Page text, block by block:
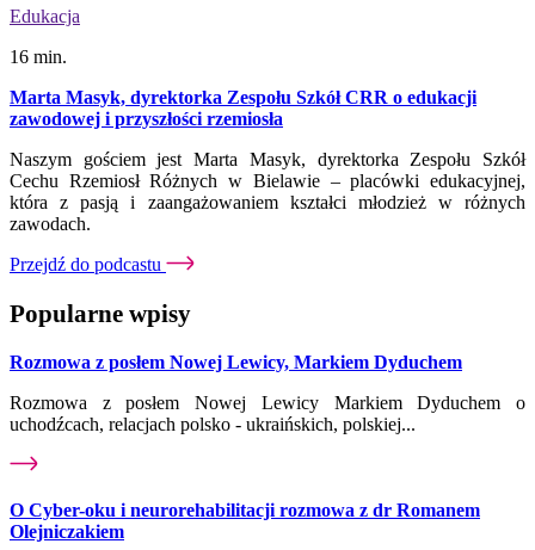
Edukacja
16 min.
Marta Masyk, dyrektorka Zespołu Szkół CRR o edukacji
zawodowej i przyszłości rzemiosła
Naszym gościem jest Marta Masyk, dyrektorka Zespołu Szkół
Cechu Rzemiosł Różnych w Bielawie – placówki edukacyjnej,
która z pasją i zaangażowaniem kształci młodzież w różnych
zawodach.
Przejdź do podcastu
Popularne wpisy
Rozmowa z posłem Nowej Lewicy, Markiem Dyduchem
Rozmowa z posłem Nowej Lewicy Markiem Dyduchem o
uchodźcach, relacjach polsko - ukraińskich, polskiej...
O Cyber-oku i neurorehabilitacji rozmowa z dr Romanem
Olejniczakiem